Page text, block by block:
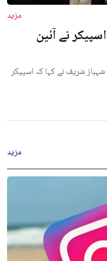
مزید
نے آئین
شریف نے کہا کہ اسپیکر
مزید